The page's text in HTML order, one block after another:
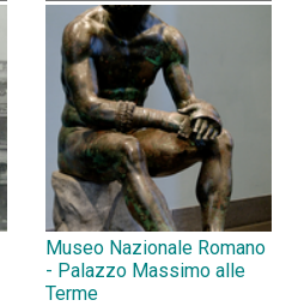
Museo Nazionale Romano
- Palazzo Massimo alle
Terme